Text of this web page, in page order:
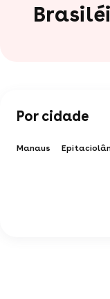
Por cidade
Manaus